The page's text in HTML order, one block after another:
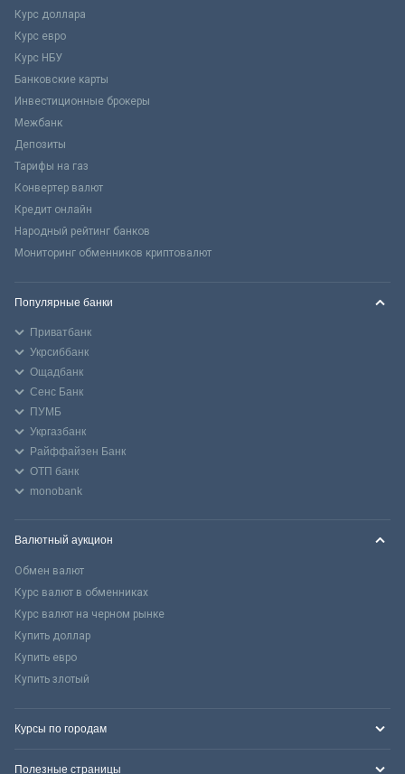
Курс доллара
Курс евро
Курс НБУ
Банковские карты
Инвестиционные брокеры
Межбанк
Депозиты
Тарифы на газ
Конвертер валют
Кредит онлайн
Народный рейтинг банков
Мониторинг обменников криптовалют
Популярные банки
Приватбанк
Укрсиббанк
Ощадбанк
Сенс Банк
ПУМБ
Укргазбанк
Райффайзен Банк
ОТП банк
monobank
Валютный аукцион
Обмен валют
Курс валют в обменниках
Курс валют на черном рынке
Купить доллар
Купить евро
Купить злотый
Курсы по городам
Полезные страницы